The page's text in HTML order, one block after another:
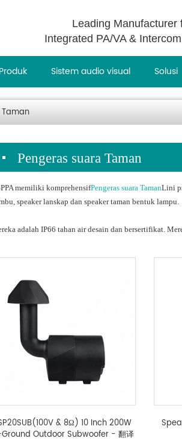
Leading Manufacturer
Integrated PA/VA &
Sistem audio visual Solusi
Pengeras suara Taman
memiliki komprehensifPengeras suara TamanLini
speaker lanskap dan speaker taman bentuk lampu.
adalah IP66 tahan air desain dan bersertifikat.
& 8Ω) 10 Inch 200W
Outdoor Subwoofer - 翻译